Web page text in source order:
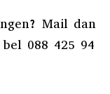
Mail dan
088 425 94